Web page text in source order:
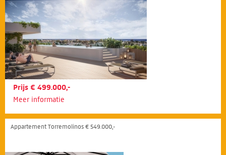
Prijs € 499.000,-
Meer informatie
Appartement Torremolinos € 549.000,-